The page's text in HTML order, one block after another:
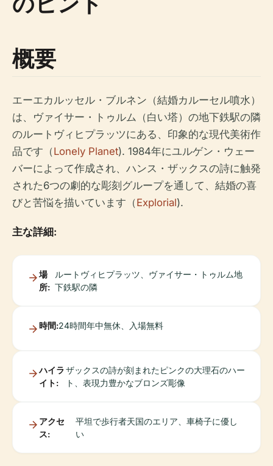
概要
エーエカルッセル・ブルネン（結婚カルーセル噴水）
は、ヴァイサー・トゥルム（白い塔）の地下鉄駅の隣
のルートヴィヒプラッツにある、印象的な現代美術作
品です（Lonely Planet). 1984年にユルゲン・ウェー
バーによって作成され、ハンス・ザックスの詩に触発
された6つの劇的な彫刻グループを通して、結婚の喜
びと苦悩を描いています（Explorial).
主な詳細:
場
所:
ルートヴィヒプラッツ、ヴァイサー・トゥルム地
下鉄駅の隣
時間:24時間年中無休、入場無料
ハイラ
イト:
ザックスの詩が刻まれたピンクの大理石のハー
ト、表現力豊かなブロンズ彫像
アクセ
ス:
平坦で歩行者天国のエリア、車椅子に優し
い